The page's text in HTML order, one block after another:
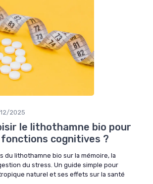
2025
le lithothamne bio pour
cognitives ?
du lithothamne bio sur la mémoire, la
du stress. Un guide simple pour
naturel et ses effets sur la santé